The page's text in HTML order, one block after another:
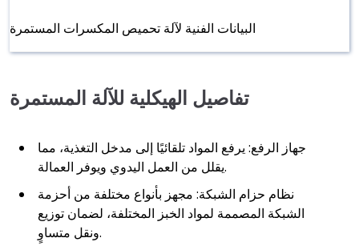
البيانات الفنية لآلة تحميص المكسرات المستمرة
تفاصيل الهيكلية للآلة المستمرة
جهاز الرفع: يرفع المواد تلقائيًا إلى مدخل التغذية، مما
يقلل من العمل اليدوي ويوفر العمالة.
نظام حزام الشبكة: مجهز بأنواع مختلفة من أحزمة
الشبكة المصممة لمواد الخبز المختلفة، لضمان توزيع
ونقل متساوٍ.